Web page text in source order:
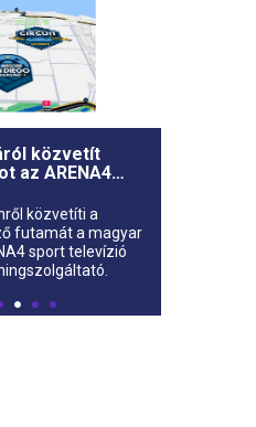
közvetít
az ARENA4
közvetíti a
futamát a magyar
sport televízió